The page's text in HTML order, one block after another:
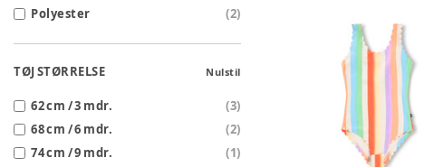
Polyester
(2)
TØJ STØRRELSE Nulstil
62 cm / 3 mdr. (3)
68 cm / 6 mdr.
(2)
74 cm / 9 mdr.
(1)